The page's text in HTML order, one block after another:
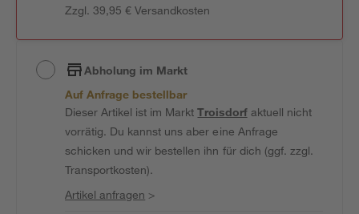
Zzgl. 39,95 € Versandkosten
Abholung im Markt
Auf Anfrage bestellbar
Dieser Artikel ist im MarktTroisdorfaktuell nicht
vorrätig. Du kannst uns aber eine Anfrage
schicken und wir bestellen ihn für dich (ggf. zzgl.
Transportkosten).
Artikel anfragen >